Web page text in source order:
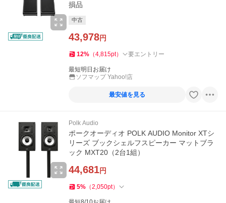
損品
中古
43,978円
12% （4,815pt） 要エントリー
最短明日お届け
ソフマップ Yahoo!店
最安値を見る
Polk Audio
ポークオーディオ POLK AUDIO Monitor XTシ
リーズ ブックシェルフスピーカー マットブラ
ック MXT20（2台1組）
44,681円
5% （2,050pt）